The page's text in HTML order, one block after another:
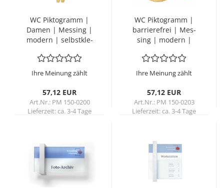
WC Pik­to­gramm |
Damen | Mes­sing |
mo­dern | selbst­kle­
Ihre Meinung zählt
57,12 EUR
Art.Nr.: PM 150-0200
Lieferzeit:ca. 3-4 Tage
WC Pik­to­gramm |
bar­rie­re­frei | Mes­
sing | mo­dern |
Ihre Meinung zählt
57,12 EUR
Art.Nr.: PM 150-0203
Lieferzeit:ca. 3-4 Tage